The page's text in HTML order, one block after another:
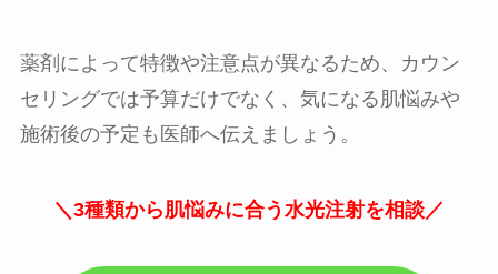
薬剤によって特徴や注意点が異なるため、カウン
セリングでは予算だけでなく、気になる肌悩みや
施術後の予定も医師へ伝えましょう。
＼3種類から肌悩みに合う水光注射を相談／